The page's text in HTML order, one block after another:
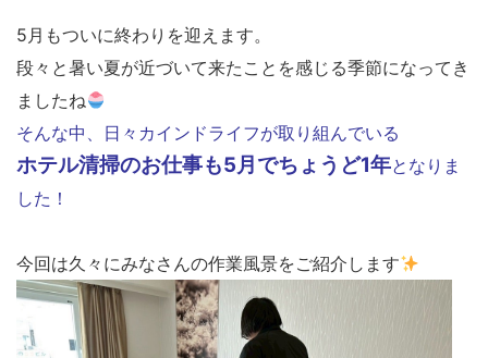
5月もついに終わりを迎えます。
段々と暑い夏が近づいて来たことを感じる季節になってき
ましたね
そんな中、日々カインドライフが取り組んでいる
ホテル清掃のお仕事も5月でちょうど1年となりま
した！
今回は久々にみなさんの作業風景をご紹介します